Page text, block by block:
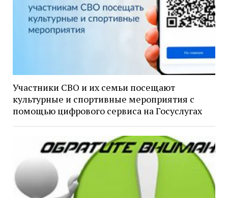
Участники СВО и их семьи посещают
культурные и спортивные мероприятия с
помощью цифрового сервиса на Госуслугах